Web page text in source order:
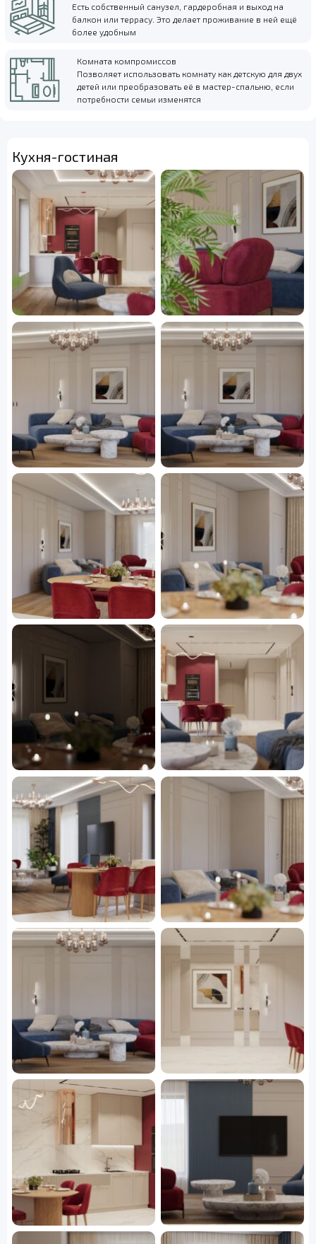
Есть собственный санузел, гардеробная и выход на
балкон или террасу. Это делает проживание в ней ещё
более удобным
Комната компромиссов
Позволяет использовать комнату как детскую для двух
детей или преобразовать её в мастер-спальню, если
потребности семьи изменятся
Кухня-гостиная